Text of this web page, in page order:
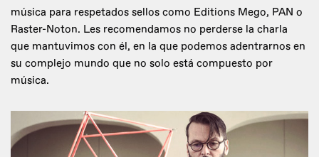
música para respetados sellos como Editions Mego, PAN o
Raster-Noton. Les recomendamos no perderse la charla
que mantuvimos con él, en la que podemos adentrarnos en
su complejo mundo que no solo está compuesto por
música.